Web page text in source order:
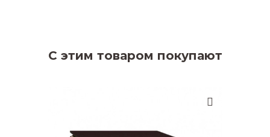
С этим товаром покупают